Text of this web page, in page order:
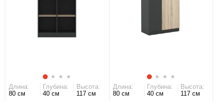
Длина:
80 см
Глубина:
40 см
Высота:
117 см
Длина:
80 см
Глубина:
40 см
Высота:
117 см